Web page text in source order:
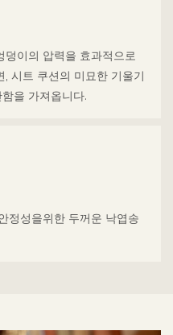
이의 압력을 효과적으로
시트 쿠션의 미묘한 기울기
을 가져옵니다.
정성을위한 두꺼운 낙엽송